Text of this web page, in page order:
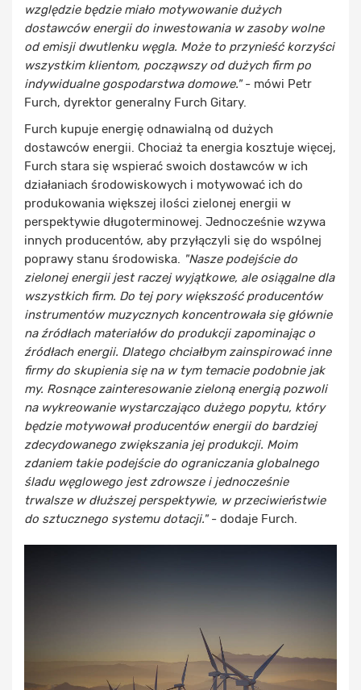
względzie będzie miało motywowanie dużych
dostawców energii do inwestowania w zasoby wolne
od emisji dwutlenku węgla. Może to przynieść korzyści
wszystkim klientom, począwszy od dużych firm po
indywidualne gospodarstwa domowe."- mówi Petr
Furch, dyrektor generalny Furch Gitary.
Furch kupuje energię odnawialną od dużych
dostawców energii. Chociaż ta energia kosztuje więcej,
Furch stara się wspierać swoich dostawców w ich
działaniach środowiskowych i motywować ich do
produkowania większej ilości zielonej energii w
perspektywie długoterminowej. Jednocześnie wzywa
innych producentów, aby przyłączyli się do wspólnej
poprawy stanu środowiska. "Nasze podejście do
zielonej energii jest raczej wyjątkowe, ale osiągalne dla
wszystkich firm. Do tej pory większość producentów
instrumentów muzycznych koncentrowała się głównie
na źródłach materiałów do produkcji zapominając o
źródłach energii. Dlatego chciałbym zainspirować inne
firmy do skupienia się na w tym temacie podobnie jak
my. Rosnące zainteresowanie zieloną energią pozwoli
na wykreowanie wystarczająco dużego popytu, który
będzie motywował producentów energii do bardziej
zdecydowanego zwiększania jej produkcji. Moim
zdaniem takie podejście do ograniczania globalnego
śladu węglowego jest zdrowsze i jednocześnie
trwalsze w dłuższej perspektywie, w przeciwieństwie
do sztucznego systemu dotacji."- dodaje Furch.